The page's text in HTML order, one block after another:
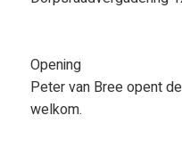
Opening
Peter van Bree opent
welkom.